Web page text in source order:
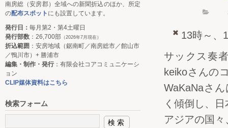
13時～
サックス奏
keikoさんの
WaKaNaさ
く傾倒し、
アジアの国
南房総（安房郡）全域への新聞折込のほか、所定
の配布スポット にも設置しています。
発行日： 毎月第2・第4土曜日
発行部数 ：26,700部 （2026年7月現在）
折込範囲 ：安房地域（鋸南町／南房総市／館山市
／鴨川市）+ 勝浦市
編集・制作・発行：有限会社コアコミュニケーシ
ョン
CLIP媒体資料はこちら
検索フォーム